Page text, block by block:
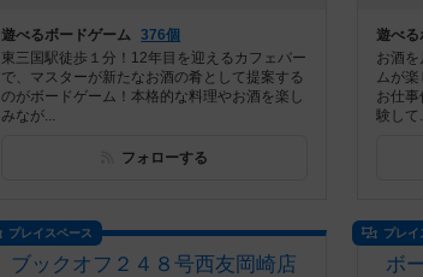
遊べるボードゲーム 376個
東三国駅徒歩１分！12年目を迎えるカフェバー
で、マスターが新たなお酒の肴として提案する
のがボードゲーム！本格的な料理やお酒を楽し
みなが...
フォローする
遊べ
お酒
ムが楽
お仕
験して
プレイスペース
ブックオフ２４８号西友岡崎店
プレイ
ボ